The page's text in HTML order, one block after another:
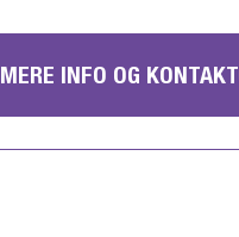
MERE INFO OG KONTAKT